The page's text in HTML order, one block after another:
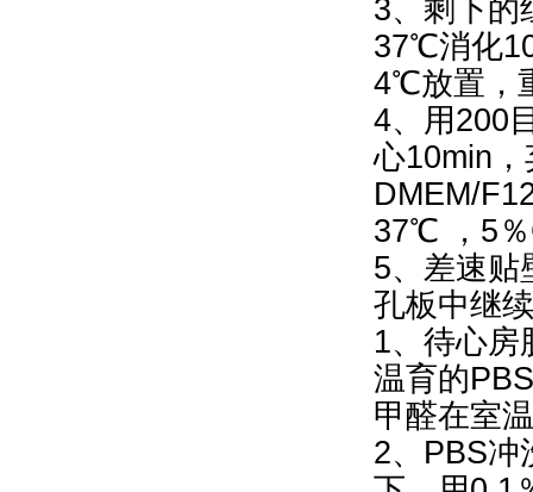
3、剩下的
37℃消化
4℃放置，
4、用200
心10min
DMEM/
37℃ ，5
5、差速贴
孔板中继
1、待心房
温育的
甲醛在室
2、PBS